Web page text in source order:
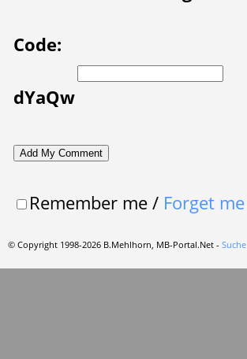
Code:
dYaQw
Remember me/ Forget me
© Copyright 1998-2026 B.Mehlhorn, MB-Portal.Net - Suche